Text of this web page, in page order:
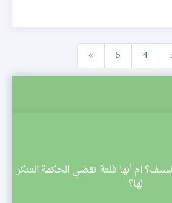
4
5
»
أم أنها فلتة تقضي الحكمة التنكر
لها؟